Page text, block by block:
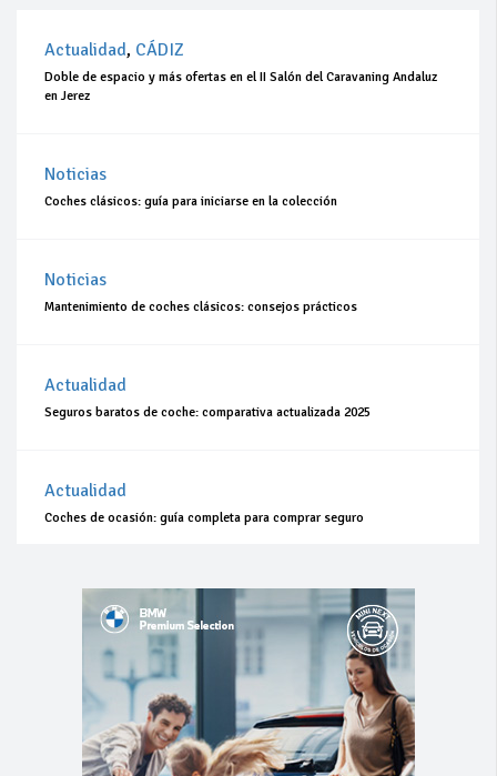
Actualidad, CÁDIZ
Doble de espacio y más ofertas en el II Salón del Caravaning Andaluz
en Jerez
Noticias
Coches clásicos: guía para iniciarse en la colección
Noticias
Mantenimiento de coches clásicos: consejos prácticos
Actualidad
Seguros baratos de coche: comparativa actualizada 2025
Actualidad
Coches de ocasión: guía completa para comprar seguro